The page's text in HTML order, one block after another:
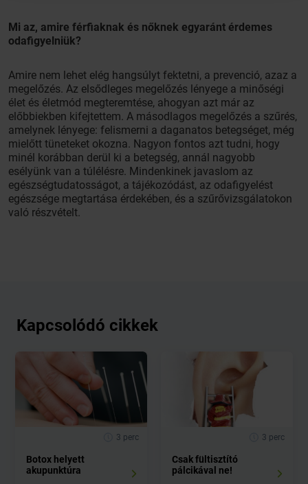
Mi az, amire férfiaknak és nőknek egyaránt érdemes
odafigyelniük?
Amire nem lehet elég hangsúlyt fektetni, a prevenció, azaz a
megelőzés. Az elsődleges megelőzés lényege a minőségi
élet és életmód megteremtése, ahogyan azt már az
előbbiekben kifejtettem. A másodlagos megelőzés a szűrés,
amelynek lényege: felismerni a daganatos betegséget, még
mielőtt tüneteket okozna. Nagyon fontos azt tudni, hogy
minél korábban derül ki a betegség, annál nagyobb
esélyünk van a túlélésre. Mindenkinek javaslom az
egészségtudatosságot, a tájékozódást, az odafigyelést
egészsége megtartása érdekében, és a szűrővizsgálatokon
való részvételt.
Kapcsolódó cikkek
3 perc
Botox helyett
akupunktúra
3 perc
Csak fültisztító
pálcikával ne!